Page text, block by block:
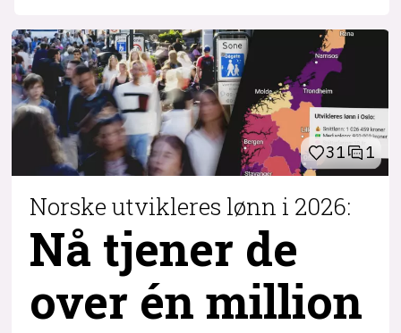
31 1
Norske utvikleres lønn i 2026:
Nå tjener de
over én million